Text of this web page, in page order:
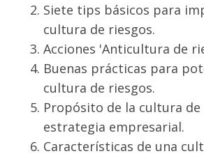
Siete tips básicos para
cultura de riesgos.
Acciones 'Anticultura de
Buenas prácticas para
cultura de riesgos.
Propósito de la cultura de
estrategia empresarial.
Características de una